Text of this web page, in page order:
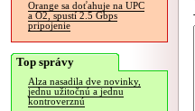
Orange sa doťahuje na UPC
a O2, spustí 2.5 Gbps
pripojenie
Top správy
Alza nasadila dve novinky,
jednu užitočnú a jednu
kontroverznú